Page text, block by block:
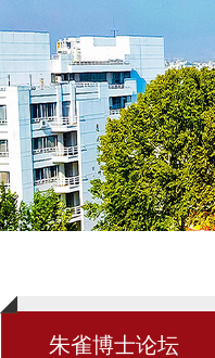
朱雀博士论坛